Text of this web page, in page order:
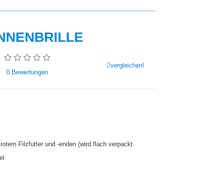
0 Bewertungen
vergleichen!
Filzfutter und -enden (wird flach verpackt